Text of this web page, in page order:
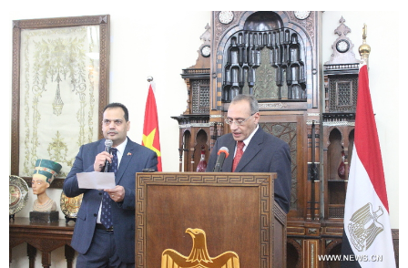
الرياضة السياحة والبيئة
مؤتمر صحفى للخارجية الصور